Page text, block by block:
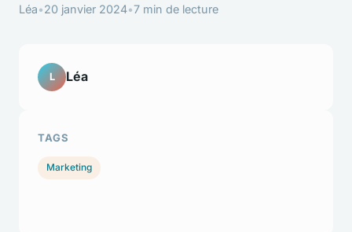
Léa•20 janvier 2024•7 min de lecture
L Léa
TAGS
Marketing